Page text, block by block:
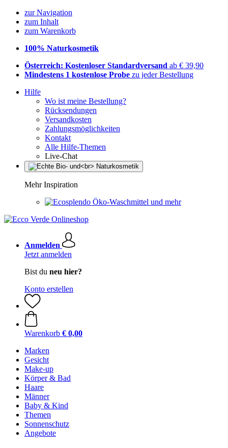
zur Navigation
zum Inhalt
zum Warenkorb
100% Naturkosmetik
Österreich: Kostenloser Standardversand ab € 39,90
Mindestens 1 kostenlose Probe zu jeder Bestellung
Hilfe
Wo ist meine Bestellung?
Rücksendungen
Versandkosten
Zahlungsmöglichkeiten
Kontakt
Alle Hilfe-Themen
Live-Chat
Mehr Inspiration
Öko-Waschmittel und mehr
Anmelden
Jetzt anmelden
Bist du neu hier?
Konto erstellen
Warenkorb € 0,00
Marken
Gesicht
Make-up
Körper & Bad
Haare
Männer
Baby & Kind
Themen
Sonnenschutz
Angebote